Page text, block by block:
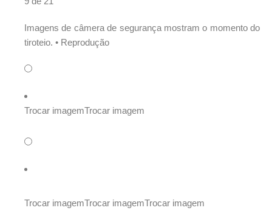
Imagens de câmera de segurança mostram o momento do
tiroteio. • Reprodução
Trocar imagemTrocar imagem
Trocar imagemTrocar imagemTrocar imagem